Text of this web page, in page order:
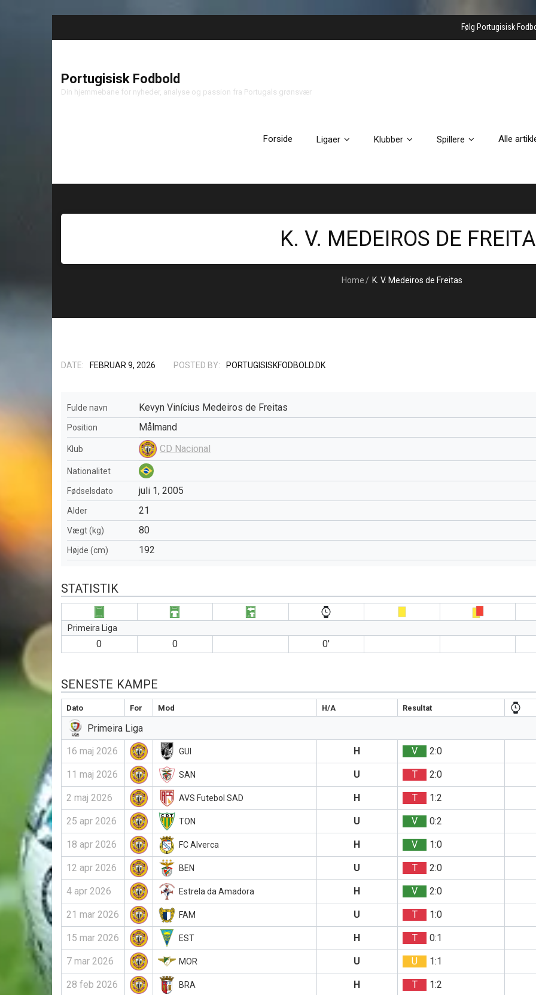
Følg Portugisisk
Portugisisk Fodbold
Din hjemmebane for nyheder, analyse og passion fra Portugals grønsvær
Forside Ligaer Klubber Spillere Alle
K. V. MEDEIROS DE
Home / K. V. Medeiros de Freitas
DATE: FEBRUAR 9, 2026 POSTED BY: PORTUGISISKFODBOLD.DK
Fulde navn Kevyn Vinícius Medeiros de Freitas
Position Målmand
Klub CD Nacional
Nationalitet
Fødselsdato juli 1, 2005
Alder 21
Vægt (kg) 80
Højde (cm) 192
STATISTIK
Primeira Liga
0 0 0′
SENESTE KAMPE
Dato For Mod H/A Resultat
Primeira Liga
16 maj 2026 GUI H V 2:0
11 maj 2026 SAN U T 2:0
2 maj 2026 AVS Futebol SAD H T 1:2
25 apr 2026 TON U V 0:2
18 apr 2026 FC Alverca H V 1:0
12 apr 2026 BEN U T 2:0
4 apr 2026 Estrela da Amadora H V 2:0
21 mar 2026 FAM U T 1:0
15 mar 2026 EST H T 0:1
7 mar 2026 MOR U U 1:1
28 feb 2026 BRA H T 1:2